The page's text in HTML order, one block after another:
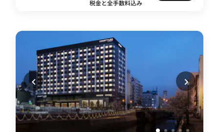
税金と全手数料込み